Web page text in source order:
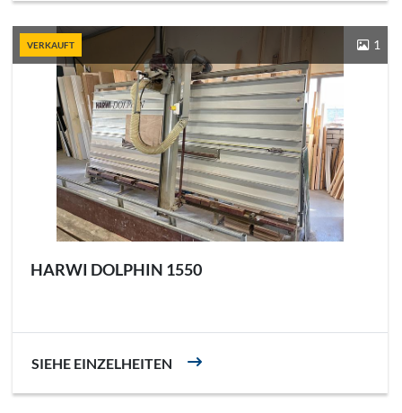
VERKAUFT 1
HARWI DOLPHIN 1550
SIEHE EINZELHEITEN